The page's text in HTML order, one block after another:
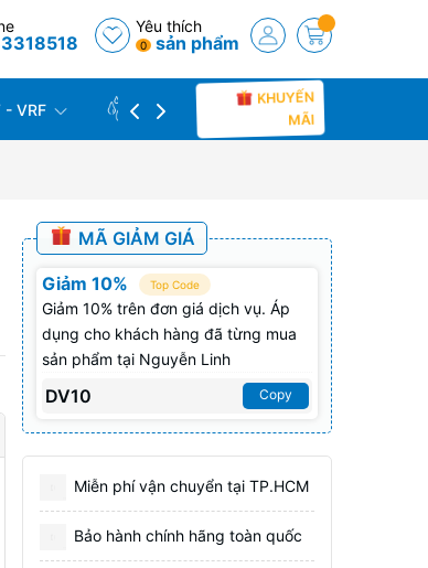
Yêu thích
0 sản phẩm
- VRF CÔNG TRÌNH THỰC TẾ
KHUYẾN
MÃI
MÃ GIẢM GIÁ
Giảm 10% Top Code
Giảm 10% trên đơn giá dịch vụ. Áp
dụng cho khách hàng đã từng mua
sản phẩm tại Nguyễn Linh
DV10 Copy
Miễn phí vận chuyển tại TP.HCM
Bảo hành chính hãng toàn quốc